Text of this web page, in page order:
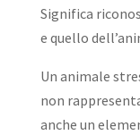
Significa
e quello
Un animale
non
anche un